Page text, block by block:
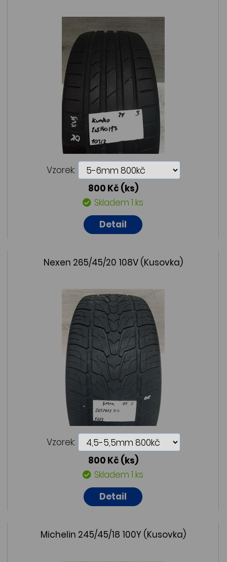
Vzorek:
800 Kč (ks)
Skladem 1 ks
Detail
Nexen 265/45/20 108V (Kusovka)
Vzorek:
800 Kč (ks)
Skladem 1 ks
Detail
Michelin 245/45/18 100Y (Kusovka)